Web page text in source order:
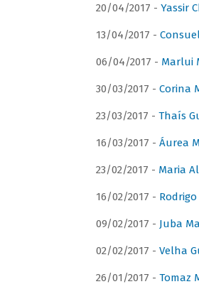
20/04/2017 - Yassir
13/04/2017 -
06/04/2017 - Marlui
30/03/2017 - Corina
23/03/2017 - Thaís
16/03/2017 - Áurea
23/02/2017 - Maria
16/02/2017 -
09/02/2017 - Juba
02/02/2017 - Velha
26/01/2017 - Tomaz